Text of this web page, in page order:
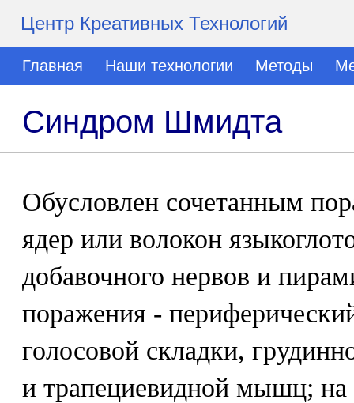
Центр Креативных Технологий
Главная Наши технологии Методы
Синдром Шмидта
Обусловлен сочетанным
ядер или волокон
добавочного нервов и
поражения -
голосовой складки,
и трапециевидной мышц;